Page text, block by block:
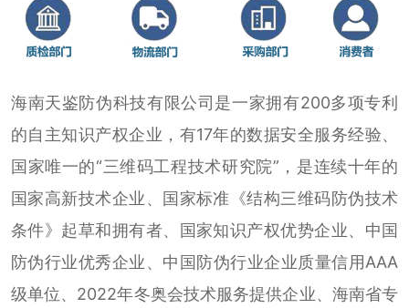
海南天鉴防伪科技有限公司是一家拥有200多项专利
的自主知识产权企业，有17年的数据安全服务经验、
国家唯一的“三维码工程技术研究院”，是连续十年的
国家高新技术企业、国家标准《结构三维码防伪技术
条件》起草和拥有者、国家知识产权优势企业、中国
防伪行业优秀企业、中国防伪行业企业质量信用AAA
级单位、2022年冬奥会技术服务提供企业、海南省专